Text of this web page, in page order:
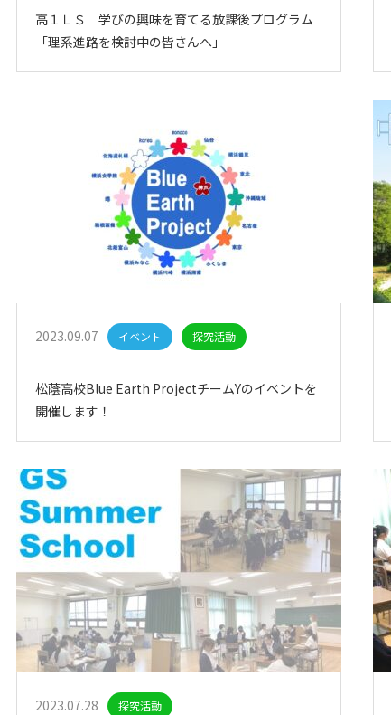
高１ＬＳ 学びの興味を育てる放課後プログラム
「理系進路を検討中の皆さんへ」
2023.09.07 イベント 探究活動
松蔭高校Blue Earth ProjectチームYのイベントを
開催します！
2023.07.28 探究活動